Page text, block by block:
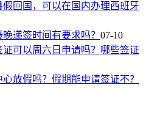
回国，可以在国内办理西班牙
递签时间有要求吗？ 07-10
可以周六日申请吗？哪些签证
放假吗？假期能申请签证不？